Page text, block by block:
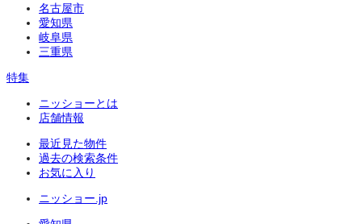
名古屋市
愛知県
岐阜県
三重県
特集
ニッショーとは
店舗情報
最近見た物件
過去の検索条件
お気に入り
ニッショー.jp